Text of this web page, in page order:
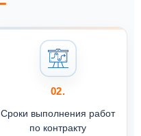
02.
Сроки выполнения работ
по контракту